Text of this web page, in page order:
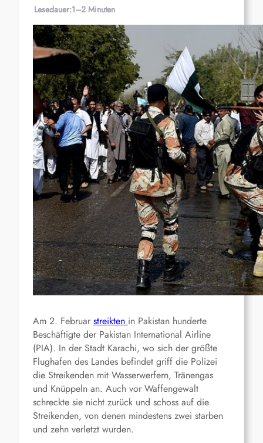
Lesedauer:1–2 Minuten
Am 2. Februar streikten in Pakistan hunderte
Beschäftigte der Pakistan International Airline
(PIA). In der Stadt Karachi, wo sich der größte
Flughafen des Landes befindet griff die Polizei
die Streikenden mit Wasserwerfern, Tränengas
und Knüppeln an. Auch vor Waffengewalt
schreckte sie nicht zurück und schoss auf die
Streikenden, von denen mindestens zwei starben
und zehn verletzt wurden.